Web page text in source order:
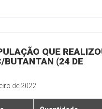
QUE
BUTANTAN (24 DE
de 2022